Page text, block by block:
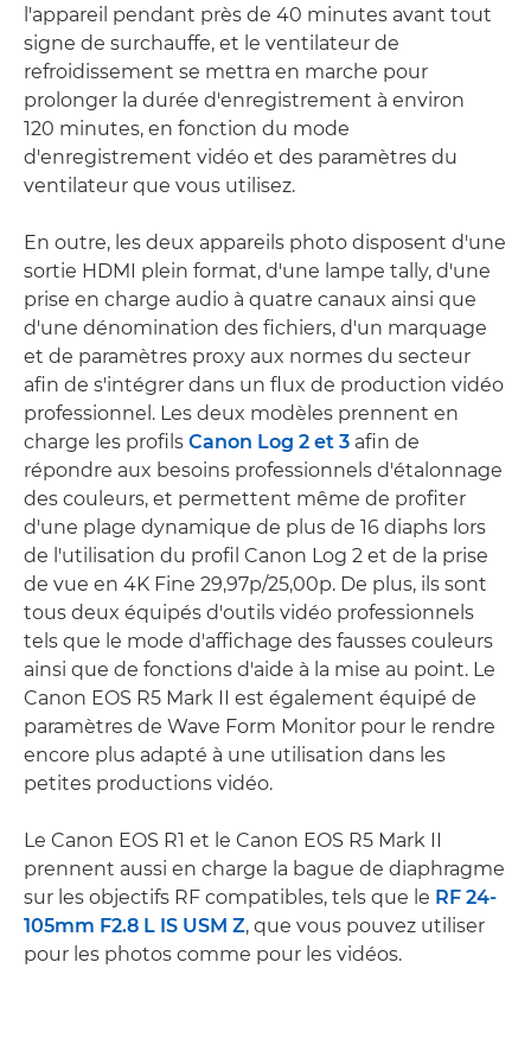
l'appareil pendant près de 40 minutes avant tout
signe de surchauffe, et le ventilateur de
refroidissement se mettra en marche pour
prolonger la durée d'enregistrement à environ
120 minutes, en fonction du mode
d'enregistrement vidéo et des paramètres du
ventilateur que vous utilisez.
En outre, les deux appareils photo disposent d'une
sortie HDMI plein format, d'une lampe tally, d'une
prise en charge audio à quatre canaux ainsi que
d'une dénomination des fichiers, d'un marquage
et de paramètres proxy aux normes du secteur
afin de s'intégrer dans un flux de production vidéo
professionnel. Les deux modèles prennent en
charge les profils Canon Log 2 et 3 afin de
répondre aux besoins professionnels d'étalonnage
des couleurs, et permettent même de profiter
d'une plage dynamique de plus de 16 diaphs lors
de l'utilisation du profil Canon Log 2 et de la prise
de vue en 4K Fine 29,97p/25,00p. De plus, ils sont
tous deux équipés d'outils vidéo professionnels
tels que le mode d'affichage des fausses couleurs
ainsi que de fonctions d'aide à la mise au point. Le
Canon EOS R5 Mark II est également équipé de
paramètres de Wave Form Monitor pour le rendre
encore plus adapté à une utilisation dans les
petites productions vidéo.
Le Canon EOS R1 et le Canon EOS R5 Mark II
prennent aussi en charge la bague de diaphragme
sur les objectifs RF compatibles, tels que le RF 24-
105mm F2.8 L IS USM Z, que vous pouvez utiliser
pour les photos comme pour les vidéos.